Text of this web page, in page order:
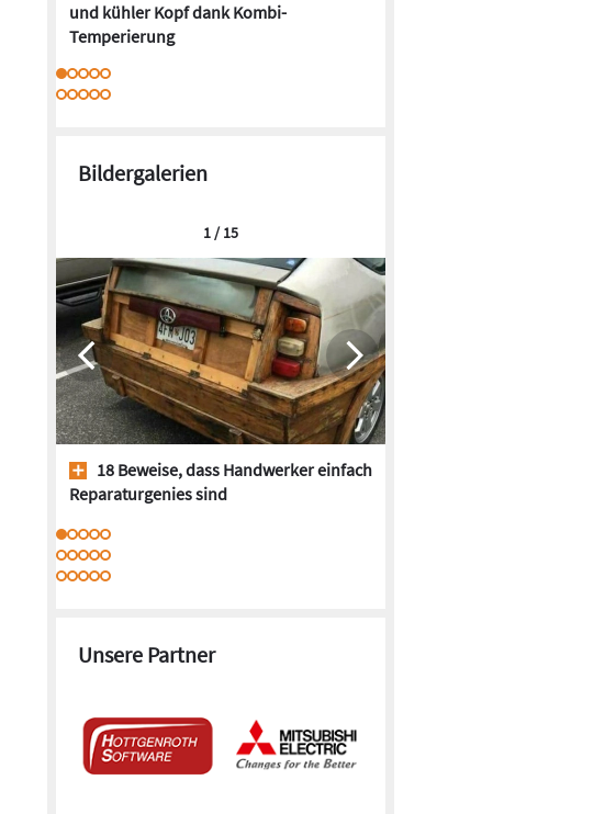
und kühler Kopf dank Kombi-
Temperierung
Bildergalerien
18 Beweise, dass Handwerker einfach
Reparaturgenies sind
1 / 15
Unsere Partner